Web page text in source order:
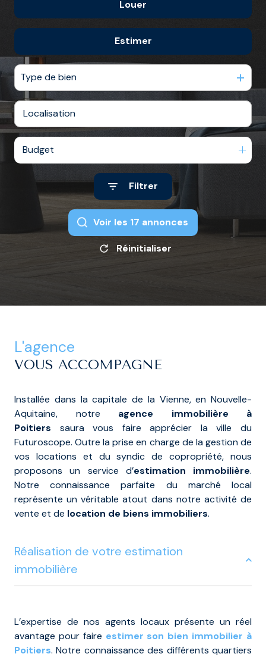
RAPPORT
GARAGES
ET
PARKINGS
DIVERS
syndic
Louer
De l'immo pro
Estimer
Type de bien
Budget
Filtrer
Voir les 17 annonces
Réinitialiser
L'agence
VOUS ACCOMPAGNE
Installée dans la capitale de la Vienne, en Nouvelle-
Aquitaine, notre agence immobilière à
Poitiers saura vous faire apprécier la ville du
Futuroscope. Outre la prise en charge de la gestion de
vos locations et du syndic de copropriété, nous
proposons un service d’estimation immobilière.
Notre connaissance parfaite du marché local
représente un véritable atout dans notre activité de
vente et de location de biens immobiliers.
Réalisation de votre estimation
immobilière
L’expertise de nos agents locaux présente un réel
avantage pour faire estimer son bien immobilier à
Poitiers. Notre connaissance des différents quartiers